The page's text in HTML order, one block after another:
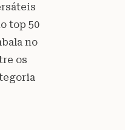
top 50
no
os